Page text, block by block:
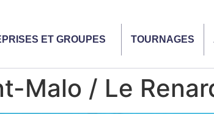
ET GROUPES TOURNAGES
Malo / Le